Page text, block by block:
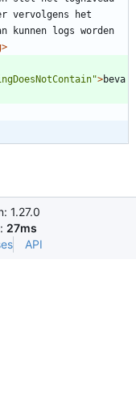
vervolgens het
kunnen logs worden
>beva
1.27.0
27ms
API